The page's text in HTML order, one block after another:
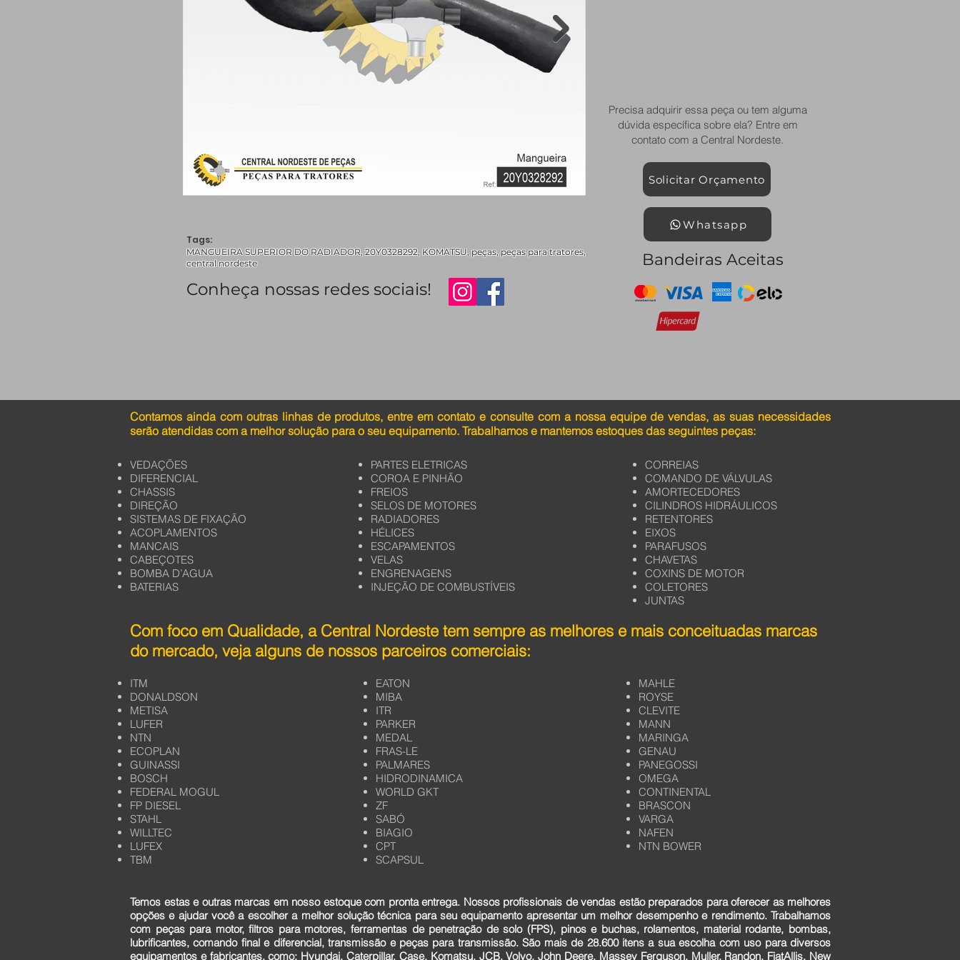
Precisa adquirir essa peça ou tem alguma
dúvida específica sobre ela? Entre em
contato com a Central Nordeste.
Solicitar Orçamento
Whatsapp
Bandeiras Aceitas
MANGUEIRA SUPERIOR DO RADIADOR, 20Y0328292, KOMATSU, peças, peças para tratores,
central nordeste
Conheça nossas redes sociais!
Tags:
Contamos ainda com outras linhas de produtos, entre em contato e consulte com a nossa equipe de vendas, as suas necessidades
serão atendidas com a melhor solução para o seu equipamento. Trabalhamos e mantemos estoques das seguintes peças:
VEDAÇÕES
DIFERENCIAL
CHASSIS
DIREÇÃO
SISTEMAS DE FIXAÇÃO
ACOPLAMENTOS
MANCAIS
CABEÇOTES
BOMBA D’AGUA
BATERIAS
PARTES ELETRICAS
COROA E PINHÃO
FREIOS
SELOS DE MOTORES
RADIADORES
HÉLICES
ESCAPAMENTOS
VELAS
ENGRENAGENS
INJEÇÃO DE COMBUSTÍVEIS
CORREIAS
COMANDO DE VÁLVULAS
AMORTECEDORES
CILINDROS HIDRÁULICOS
RETENTORES
EIXOS
PARAFUSOS
CHAVETAS
COXINS DE MOTOR
COLETORES
JUNTAS
Com foco em Qualidade, a Central Nordeste tem sempre as melhores e mais conceituadas marcas
do mercado, veja alguns de nossos parceiros comerciais:
ITM
DONALDSON
METISA
LUFER
NTN
ECOPLAN
GUINASSI
BOSCH
FEDERAL MOGUL
FP DIESEL
STAHL
WILLTEC
LUFEX
TBM
EATON
MIBA
ITR
PARKER
MEDAL
FRAS-LE
PALMARES
HIDRODINAMICA
WORLD GKT
ZF
SABÓ
BIAGIO
CPT
SCAPSUL
MAHLE
ROYSE
CLEVITE
MANN
MARINGA
GENAU
PANEGOSSI
OMEGA
CONTINENTAL
BRASCON
VARGA
NAFEN
NTN BOWER
Temos estas e outras marcas em nosso estoque com pronta entrega. Nossos profissionais de vendas estão preparados para oferecer as melhores
opções e ajudar você a escolher a melhor solução técnica para seu equipamento apresentar um melhor desempenho e rendimento. Trabalhamos
com peças para motor, filtros para motores, ferramentas de penetração de solo (FPS), pinos e buchas, rolamentos, material rodante, bombas,
lubrificantes, comando final e diferencial, transmissão e peças para transmissão. São mais de 28.600 itens a sua escolha com uso para diversos
equipamentos e fabricantes, como: Hyundai, Caterpillar, Case, Komatsu, JCB, Volvo, John Deere, Massey Ferguson, Muller, Randon, FiatAllis, New